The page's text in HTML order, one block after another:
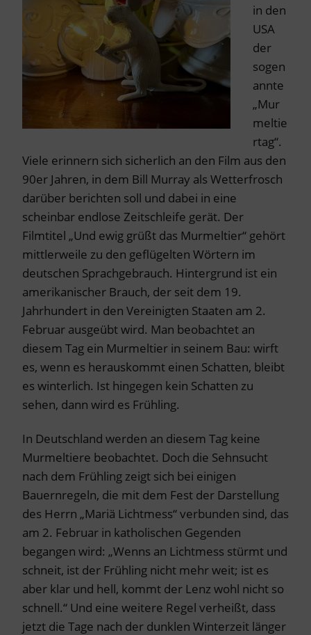
in den
USA
der
sogen
annte
„Mur
meltie
rtag“.
Viele erinnern sich sicherlich an den Film aus den
90er Jahren, in dem Bill Murray als Wetterfrosch
darüber berichten soll und dabei in eine
scheinbar endlose Zeitschleife gerät. Der
Filmtitel „Und ewig grüßt das Murmeltier“ gehört
mittlerweile zu den geflügelten Wörtern im
deutschen Sprachgebrauch. Hintergrund ist ein
amerikanischer Brauch, der seit dem 19.
Jahrhundert in den Vereinigten Staaten am 2.
Februar ausgeübt wird. Man beobachtet an
diesem Tag ein Murmeltier in seinem Bau: wirft
es, wenn es herauskommt einen Schatten, bleibt
es winterlich. Ist hingegen kein Schatten zu
sehen, dann wird es Frühling.
In Deutschland werden an diesem Tag keine
Murmeltiere beobachtet. Doch die Sehnsucht
nach dem Frühling zeigt sich bei einigen
Bauernregeln, die mit dem Fest der Darstellung
des Herrn „Mariä Lichtmess“ verbunden sind, das
am 2. Februar in katholischen Gegenden
begangen wird: „Wenns an Lichtmess stürmt und
schneit, ist der Frühling nicht mehr weit; ist es
aber klar und hell, kommt der Lenz wohl nicht so
schnell.“ Und eine weitere Regel verheißt, dass
jetzt die Tage nach der dunklen Winterzeit länger